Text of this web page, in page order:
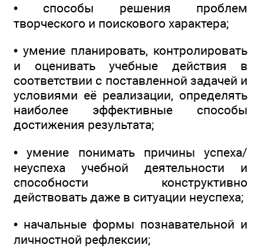
• способы решения проблем
творческого и поискового характера;
• умение планировать, контролировать
и оценивать учебные действия в
соответствии с поставленной задачей и
условиями её реализации, определять
наиболее эффективные способы
достижения результата;
• умение понимать причины успеха/
неуспеха учебной деятельности и
способности конструктивно
действовать даже в ситуации неуспеха;
• начальные формы познавательной и
личностной рефлексии;